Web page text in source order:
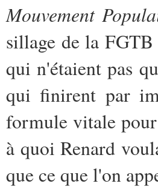
Mouvement
sillage de la
qui n'étaient pas
qui finirent par
formule vitale
à quoi Renard
que ce que l'on